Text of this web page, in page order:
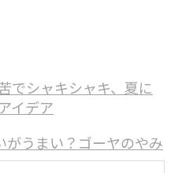
でシャキシャキ、夏に
イデア
がうまい？ゴーヤのやみ